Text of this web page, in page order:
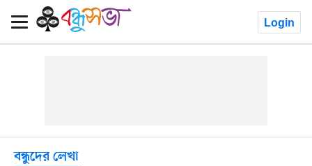
Login
বন্ধুদের লেখা